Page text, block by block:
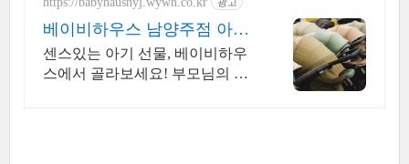
베이비하우스 남양주점 아이
를 위한 최고의 공간
센스있는 아기 선물, 베이비하우
스에서 골라보세요! 부모님의 마